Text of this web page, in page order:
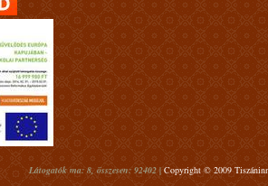
Látogatók ma: 8, összesen: 92402 | Copyright © 2009